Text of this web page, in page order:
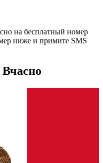
на бесплатный номер
ниже и примите SMS